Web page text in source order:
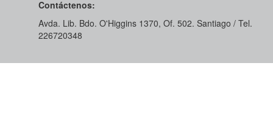
Contáctenos:
Avda. Lib. Bdo. O'Higgins 1370, Of. 502. Santiago / Tel.
226720348